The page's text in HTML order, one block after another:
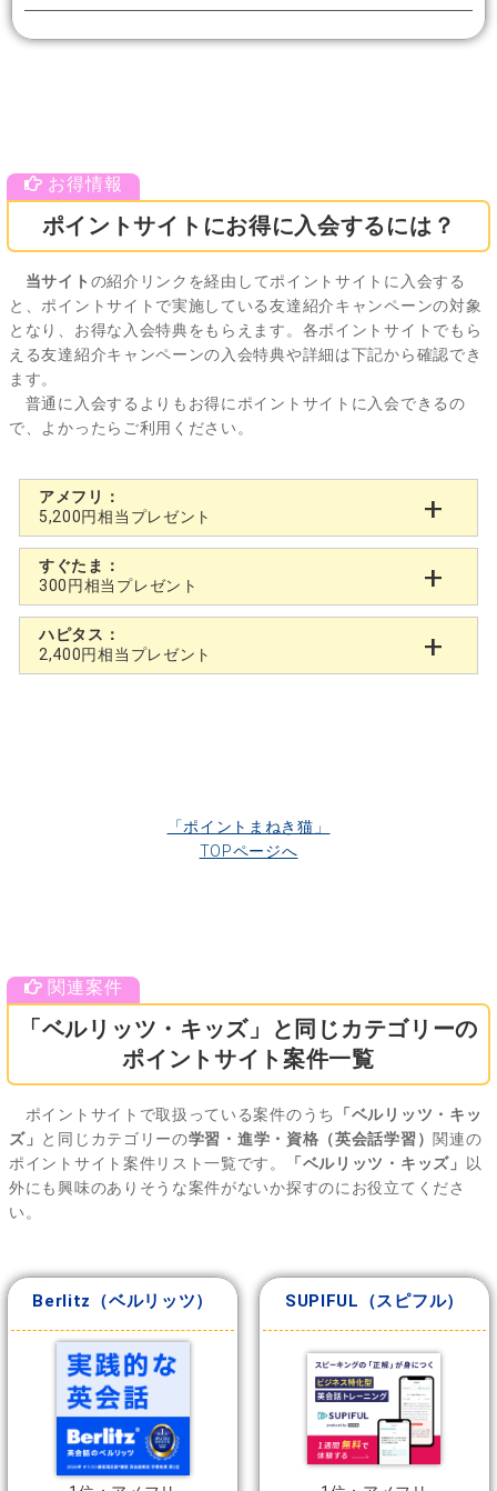
ポイントサイトにお得に入会するには？
当サイト の紹介リンクを経由してポイントサイトに入会する
と、ポイントサイトで実施している友達紹介キャンペーンの対象
となり、お得な入会特典をもらえます。各ポイントサイトでもら
える友達紹介キャンペーンの入会特典や詳細は下記から確認でき
ます。
普通に入会するよりもお得にポイントサイトに入会できるの
で、よかったらご利用ください。
アメフリ：
5,200円相当プレゼント
すぐたま：
300円相当プレゼント
ハピタス：
2,400円相当プレゼント
「ポイントまねき猫」
TOPページへ
「ベルリッツ・キッズ」と同じカテゴリーの
ポイントサイト案件一覧
ポイントサイトで取扱っている案件のうち
「ベルリッツ・キッ
ズ」 と同じカテゴリーの学習・進学・資格（英会話学習） 関連の
ポイントサイト案件リスト一覧です。
「ベルリッツ・キッズ」
以
外にも興味のありそうな案件がないか探すのにお役立てくださ
い。
Berlitz（ベルリッツ） SUPIFUL（スピフル）